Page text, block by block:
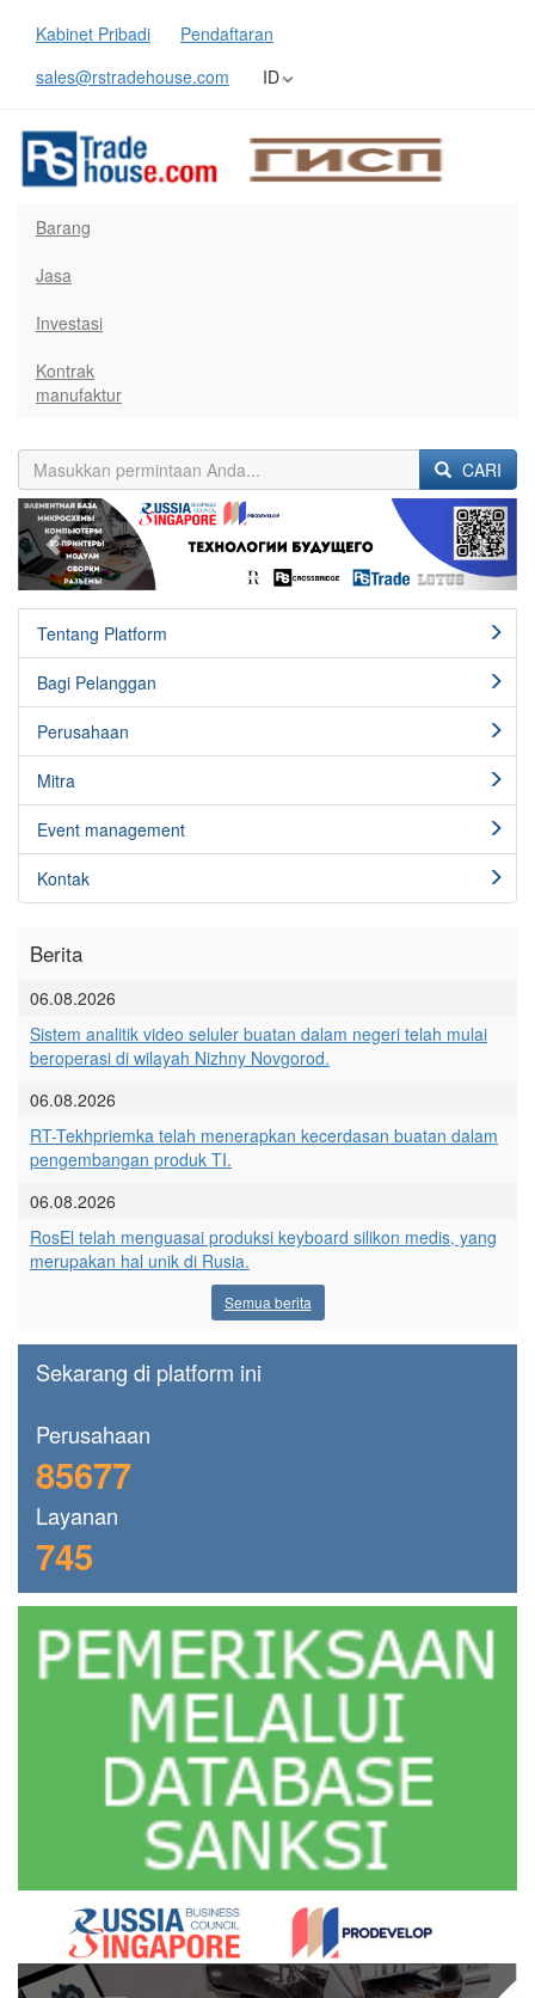
Kabinet Pribadi
Pendaftaran
sales@rstradehouse.com
ID
Barang
Jasa
Investasi
Kontrak
manufaktur
CARI
Previous Next
Tentang Platform
Bagi Pelanggan
Perusahaan
Mitra
Event management
Kontak
Berita
06.08.2026
Sistem analitik video seluler buatan dalam negeri telah mulai
beroperasi di wilayah Nizhny Novgorod.
06.08.2026
RT-Tekhpriemka telah menerapkan kecerdasan buatan dalam
pengembangan produk TI.
06.08.2026
RosEl telah menguasai produksi keyboard silikon medis, yang
merupakan hal unik di Rusia.
Semua berita
Sekarang di platform ini
Perusahaan
85677
Layanan
745